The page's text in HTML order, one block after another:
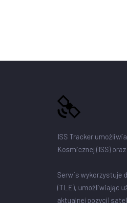
ISS Tracker
Kosmicznej (ISS)
Serwis wykorzystuje
(TLE), umożliwiając
aktualnej pozycji